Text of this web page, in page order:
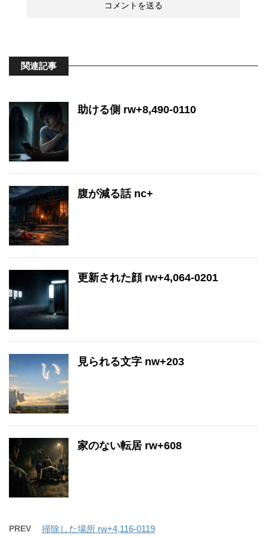
関連記事
助ける側 rw+8,490-0110
腹が減る話 nc+
更新された顔 rw+4,064-0201
見られる文字 nw+203
家のない転居 rw+608
PREV 掃除した場所 rw+4,116-0119